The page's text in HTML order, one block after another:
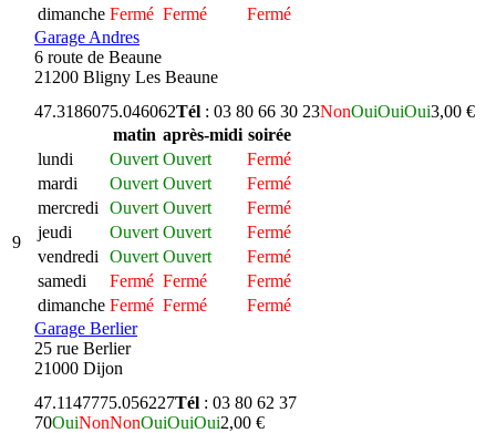
dimanche Fermé Fermé
Fermé
Garage Andres
6 route de Beaune
21200 Bligny Les Beaune
9
47.3186075.046062Tél : 03 80 66 30 23NonOuiOuiOui3,00 €
matin après-midi soirée
lundi
Ouvert Ouvert
Fermé
mardi
Ouvert Ouvert
Fermé
mercredi
Ouvert Ouvert
Fermé
jeudi
Ouvert Ouvert
Fermé
vendredi
Ouvert Ouvert
Fermé
samedi
Fermé Fermé
Fermé
dimanche Fermé Fermé
Fermé
Garage Berlier
25 rue Berlier
21000 Dijon
47.1147775.056227Tél : 03 80 62 37
70OuiNonNonOuiOuiOui2,00 €